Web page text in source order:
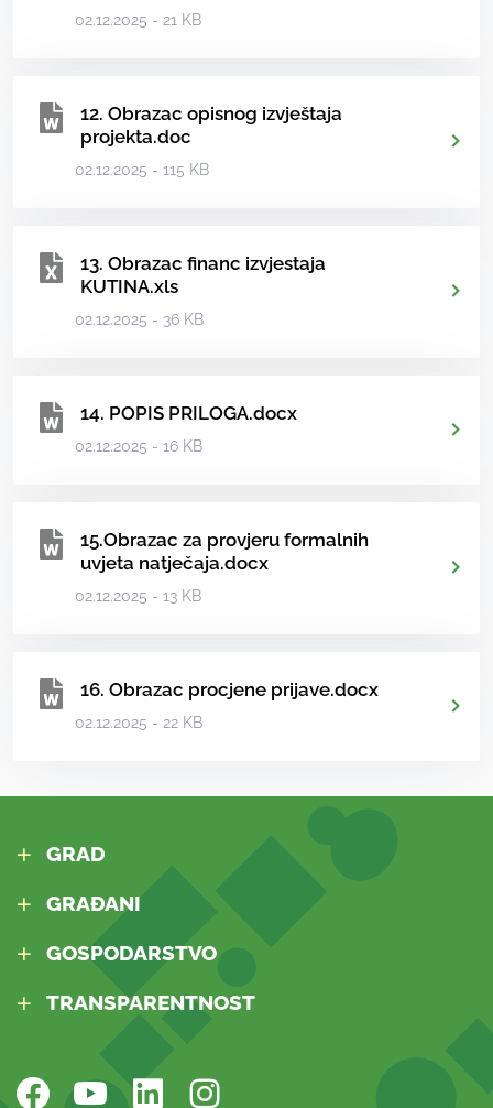
02.12.2025 - 21 KB
12. Obrazac opisnog izvještaja
projekta.doc
02.12.2025 - 115 KB
13. Obrazac financ izvjestaja
KUTINA.xls
02.12.2025 - 36 KB
14. POPIS PRILOGA.docx
02.12.2025 - 16 KB
15.Obrazac za provjeru formalnih
uvjeta natječaja.docx
02.12.2025 - 13 KB
16. Obrazac procjene prijave.docx
02.12.2025 - 22 KB
GRAD
GRAĐANI
GOSPODARSTVO
TRANSPARENTNOST